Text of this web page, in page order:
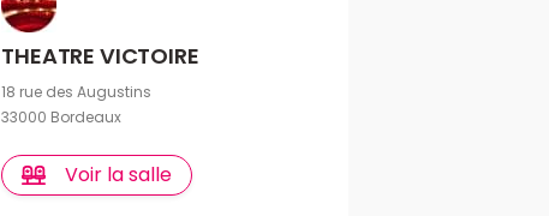
THEATRE VICTOIRE
18 rue des Augustins
33000 Bordeaux
Voir la salle